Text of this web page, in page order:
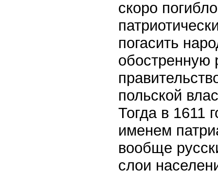
скоро
погасить
обостренную
польской
Тогда в 1611
именем
вообще
слои